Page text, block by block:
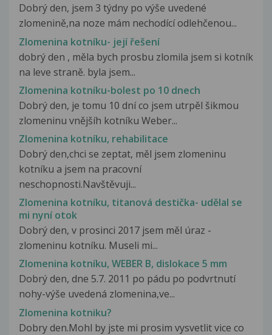
Dobrý den, jsem 3 týdny po výše uvedené
zlomenině,na noze mám nechodící odlehčenou...
Zlomenina kotníku- její řešení
dobrý den , měla bych prosbu zlomila jsem si kotník
na leve straně. byla jsem...
Zlomenina kotníku-bolest po 10 dnech
Dobrý den, je tomu 10 dní co jsem utrpěl šikmou
zlomeninu vnějšíh kotníku Weber...
Zlomenina kotníku, rehabilitace
Dobrý den,chci se zeptat, měl jsem zlomeninu
kotníku a jsem na pracovní
neschopnosti.Navštěvuji...
Zlomenina kotníku, titanová destička- udělal se
mi nyní otok
Dobrý den, v prosinci 2017 jsem měl úraz -
zlomeninu kotníku. Museli mi...
Zlomenina kotníku, WEBER B, dislokace 5 mm
Dobrý den, dne 5.7. 2011 po pádu po podvrtnutí
nohy-výše uvedená zlomenina,ve...
Zlomenina kotniku?
Dobry den.Mohl by jste mi prosim vysvetlit vice co